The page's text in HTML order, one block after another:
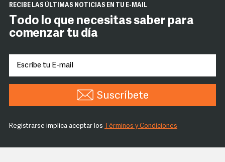
RECIBE LAS ÚLTIMAS NOTICIAS EN TU E-MAIL
Todo lo que necesitas saber para
comenzar tu día
Suscríbete
Registrarse implica aceptar los Términos y Condiciones